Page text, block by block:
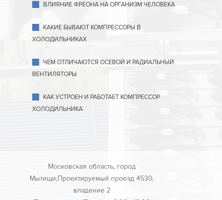
ВЛИЯНИЕ ФРЕОНА НА ОРГАНИЗМ ЧЕЛОВЕКА
КАКИЕ БЫВАЮТ КОМПРЕССОРЫ В
ХОЛОДИЛЬНИКАХ
ЧЕМ ОТЛИЧАЮТСЯ ОСЕВОЙ И РАДИАЛЬНЫЙ
ВЕНТИЛЯТОРЫ
КАК УСТРОЕН И РАБОТАЕТ КОМПРЕССОР
ХОЛОДИЛЬНИКА
Московская область, город
Мытищи,Проектируемый проезд 4530,
владение 2